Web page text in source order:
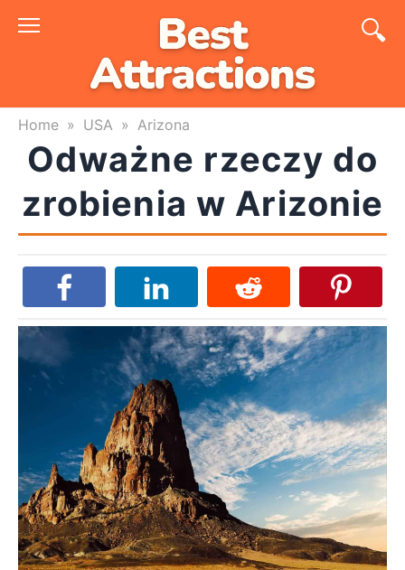
Skip
Home » USA » Arizona
Odważne rzeczy do
zrobienia w Arizonie